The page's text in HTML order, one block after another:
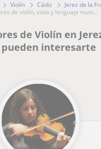
Violín Cádiz
Jerez de la
de violín, viola y lenguaje musi...
de Violín en
interesarte